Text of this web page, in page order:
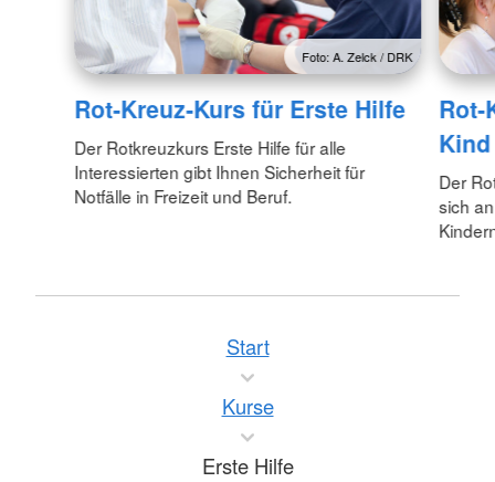
Foto: A. Zelck / DRK
Rot-Kreuz-Kurs für Erste Hilfe
Der Rotkreuzkurs Erste Hilfe für alle
Interessierten gibt Ihnen Sicherheit für
Notfälle in Freizeit und Beruf.
Rot-
Kind
Der
sich
Start
Kurse
Erste Hilfe